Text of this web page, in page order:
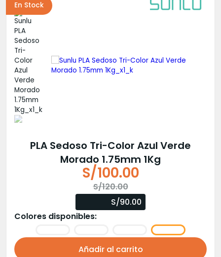
En Stock
PLA Sedoso Tri-Color Azul Verde
Morado 1.75mm 1Kg
S/120.00
original
S/120.00.
S/100.00
actual
S/100.00.
S/90.00
Colores disponibles:
Añadir al carrito